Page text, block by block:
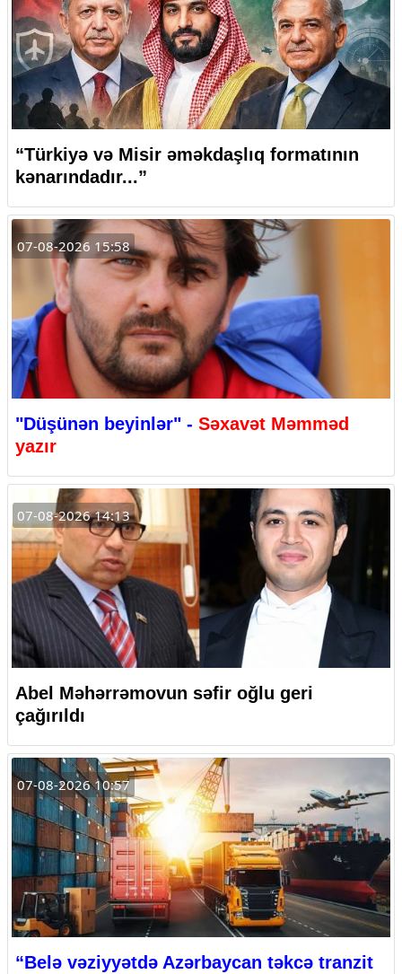
“Türkiyə və Misir əməkdaşlıq formatının
kənarındadır...”
07-08-2026 15:58
"Düşünən beyinlər" - Səxavət Məmməd
yazır
07-08-2026 14:13
Abel Məhərrəmovun səfir oğlu geri
çağırıldı
07-08-2026 10:57
“Belə vəziyyətdə Azərbaycan təkcə tranzit